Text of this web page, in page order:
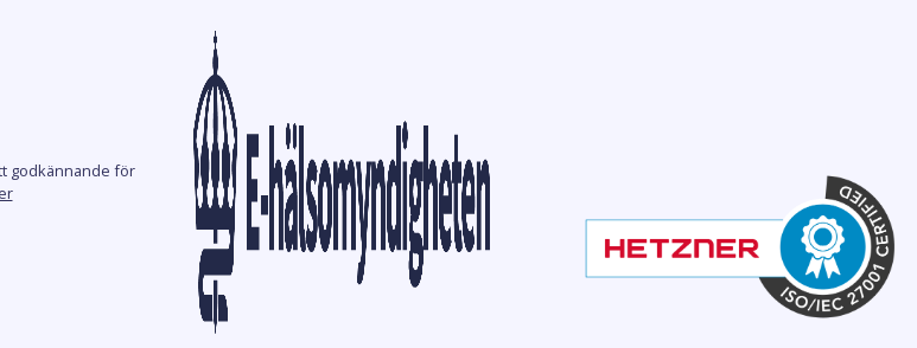
godkännande för